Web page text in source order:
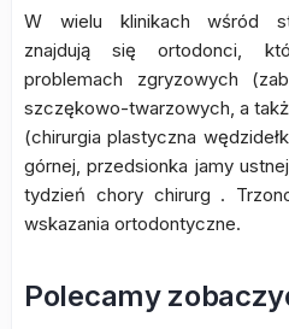
W wielu klinikach wśród
znajdują się ortodonci,
problemach zgryzowych
szczękowo-twarzowych, a
(chirurgia plastyczna
górnej, przedsionka jamy
tydzień chory chirurg .
wskazania ortodontyczne.
Polecamy